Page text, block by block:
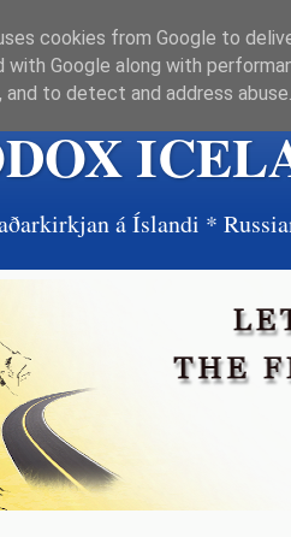
á Íslandi *
cookies from Google to
with Google along with
to detect and address abuse.